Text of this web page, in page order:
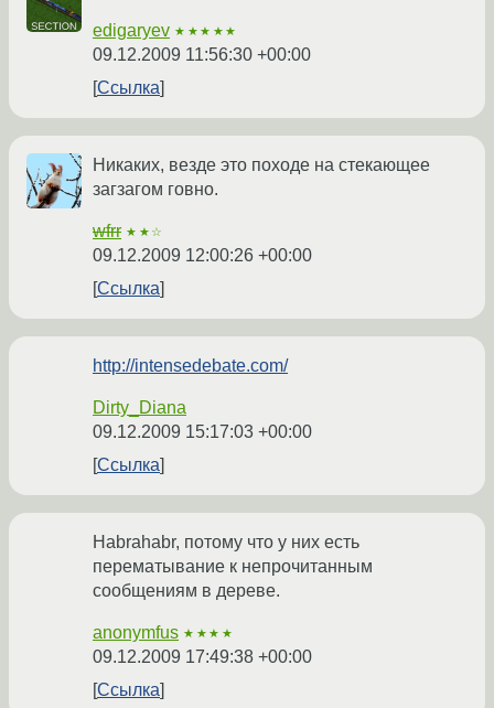
edigaryev ★★★★★
09.12.2009 11:56:30 +00:00
Ссылка
Никаких, везде это походе на стекающее
загзагом говно.
wfrr ★★☆
09.12.2009 12:00:26 +00:00
Ссылка
http://intensedebate.com/
Dirty_Diana
09.12.2009 15:17:03 +00:00
Ссылка
Habrahabr, потому что у них есть
перематывание к непрочитанным
сообщениям в дереве.
anonymfus ★★★★
09.12.2009 17:49:38 +00:00
Ссылка